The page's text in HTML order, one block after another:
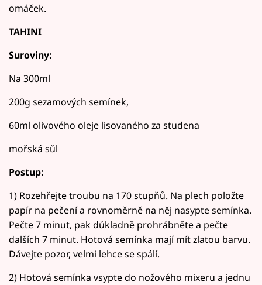
omáček.
TAHINI
Suroviny:
Na 300ml
200g sezamových semínek,
60ml olivového oleje lisovaného za studena
mořská sůl
Postup:
1) Rozehřejte troubu na 170 stupňů. Na plech položte
papír na pečení a rovnoměrně na něj nasypte semínka.
Pečte 7 minut, pak důkladně prohrábněte a pečte
dalších 7 minut. Hotová semínka mají mít zlatou barvu.
Dávejte pozor, velmi lehce se spálí.
2) Hotová semínka vsypte do nožového mixeru a jednu